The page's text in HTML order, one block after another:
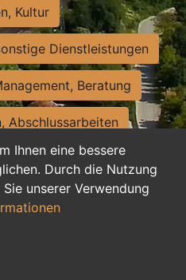
Ihnen eine bessere
Durch die Nutzung
unserer Verwendung
Kultur
Dienstleistungen
Beratung
Abschlussarbeiten
Sekretariat
Nebenjobs
Ausbildung